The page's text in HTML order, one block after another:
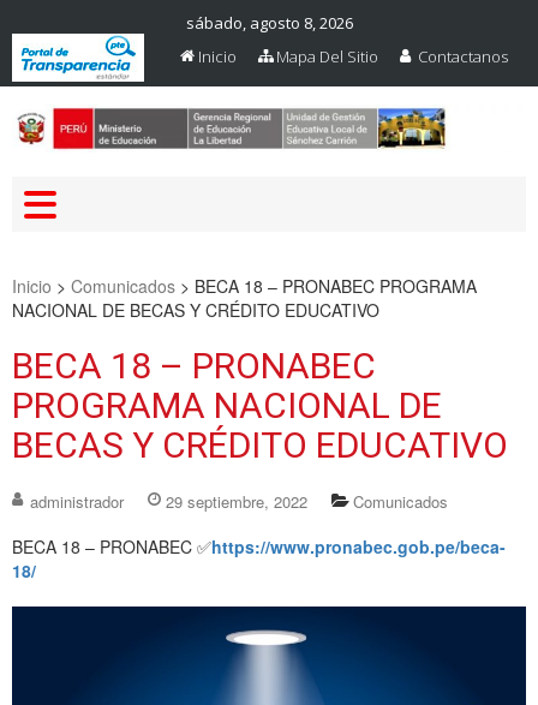
sábado, agosto 8, 2026
Inicio
Mapa Del Sitio Contactanos
Inicio > Comunicados > BECA 18 – PRONABEC PROGRAMA
NACIONAL DE BECAS Y CRÉDITO EDUCATIVO
BECA 18 – PRONABEC
PROGRAMA NACIONAL DE
BECAS Y CRÉDITO EDUCATIVO
administrador 29 septiembre, 2022 Comunicados
BECA 18 – PRONABEC ✅https://www.pronabec.gob.pe/beca-
18/